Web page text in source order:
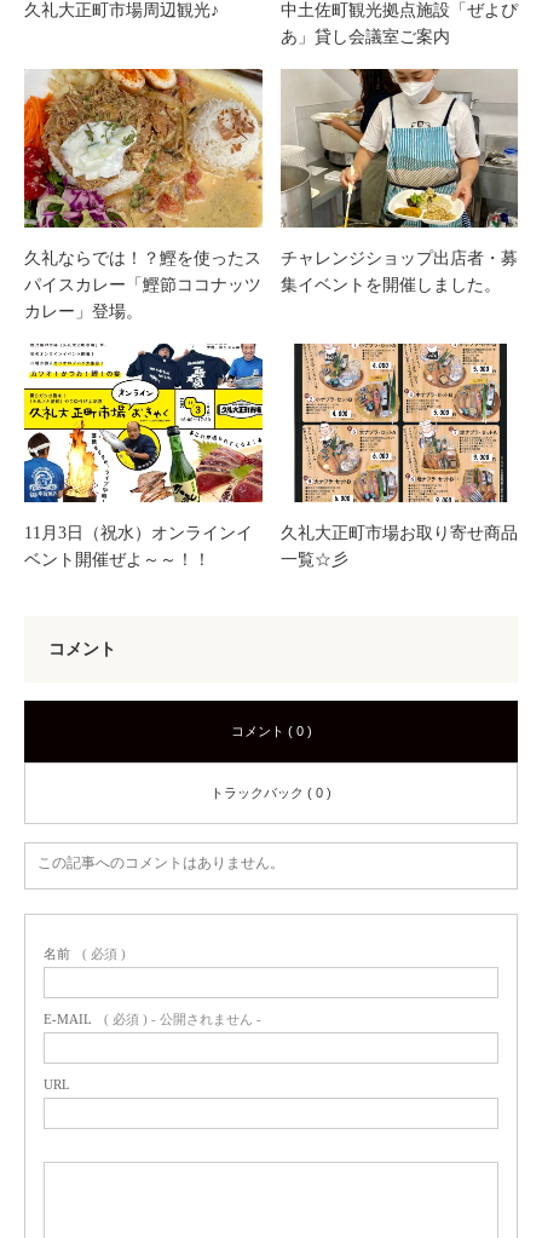
久礼大正町市場周辺観光♪
中土佐町観光拠点施設「ぜよぴ
あ」貸し会議室ご案内
久礼ならでは！？鰹を使ったス
パイスカレー「鰹節ココナッツ
カレー」登場。
チャレンジショップ出店者・募
集イベントを開催しました。
11月3日（祝水）オンラインイ
ベント開催ぜよ～～！！
久礼大正町市場お取り寄せ商品
一覧☆彡
コメント
コメント ( 0 )
トラックバック ( 0 )
この記事へのコメントはありません。
名前 ( 必須 )
E-MAIL ( 必須 ) - 公開されません -
URL